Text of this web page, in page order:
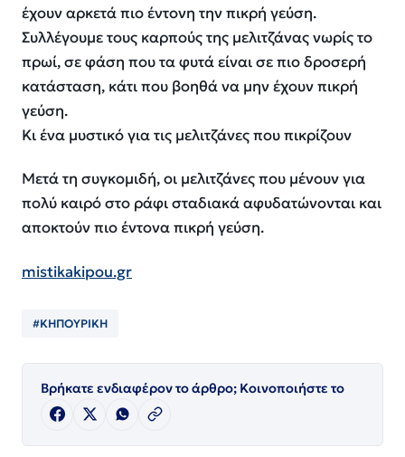
έχουν αρκετά πιο έντονη την πικρή γεύση.
Συλλέγουμε τους καρπούς της μελιτζάνας νωρίς το
πρωί, σε φάση που τα φυτά είναι σε πιο δροσερή
κατάσταση, κάτι που βοηθά να μην έχουν πικρή
γεύση.
Κι ένα μυστικό για τις μελιτζάνες που πικρίζουν
Μετά τη συγκομιδή, οι μελιτζάνες που μένουν για
πολύ καιρό στο ράφι σταδιακά αφυδατώνονται και
αποκτούν πιο έντονα πικρή γεύση.
mistikakipou.gr
#ΚΗΠΟΥΡΙΚΗ
Βρήκατε ενδιαφέρον το άρθρο; Κοινοποιήστε το